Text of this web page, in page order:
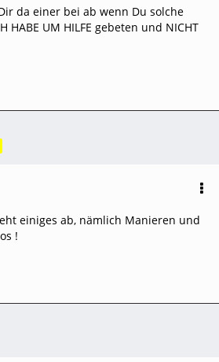
da einer bei ab wenn Du solche
HABE UM HILFE gebeten und NICHT
einiges ab, nämlich Manieren und
!